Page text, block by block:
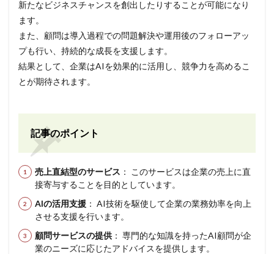
新たなビジネスチャンスを創出したりすることが可能になり
ます。
また、顧問は導入過程での問題解決や運用後のフォローアッ
プも行い、持続的な成長を支援します。
結果として、企業はAIを効果的に活用し、競争力を高めるこ
とが期待されます。
記事のポイント
売上直結型のサービス ： このサービスは企業の売上に直
接寄与することを目的としています。
AIの活用支援 ： AI技術を駆使して企業の業務効率を向上
させる支援を行います。
顧問サービスの提供 ： 専門的な知識を持ったAI顧問が企
業のニーズに応じたアドバイスを提供します。